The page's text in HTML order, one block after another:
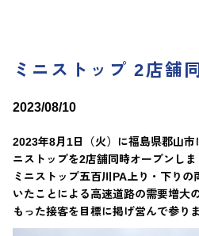
ミニストップ 2店舗
2023/08/10
2023年8月1日（火）に福島県郡山市
ニストップを2店舗同時オープンしま
ミニストップ五百川PA上り・下り
いたことによる高速道路の需要増大
もった接客を目標に掲げ営んで参りま